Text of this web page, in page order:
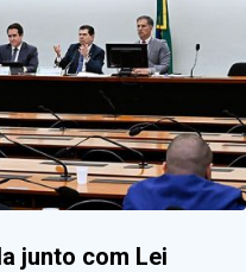
junto com Lei